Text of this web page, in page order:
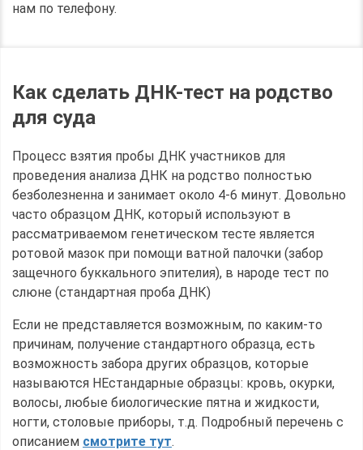
нам по телефону.
Как сделать ДНК-тест на родство
для суда
Процесс взятия пробы ДНК участников для
проведения анализа ДНК на родство полностью
безболезненна и занимает около 4-6 минут. Довольно
часто образцом ДНК, который используют в
рассматриваемом генетическом тесте является
ротовой мазок при помощи ватной палочки (забор
защечного буккального эпителия), в народе тест по
слюне (стандартная проба ДНК)
Если не представляется возможным, по каким-то
причинам, получение стандартного образца, есть
возможность забора других образцов, которые
называются НЕстандарные образцы: кровь, окурки,
волосы, любые биологические пятна и жидкости,
ногти, столовые приборы, т.д. Подробный перечень с
описанием смотрите тут.